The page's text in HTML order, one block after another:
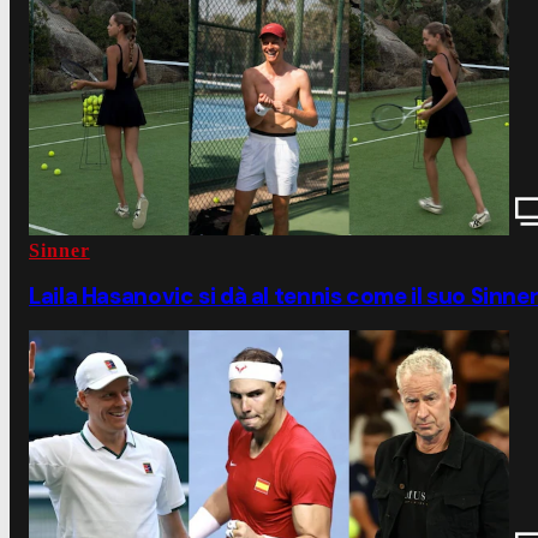
Sinner
Laila Hasanovic si dà al tennis come il suo